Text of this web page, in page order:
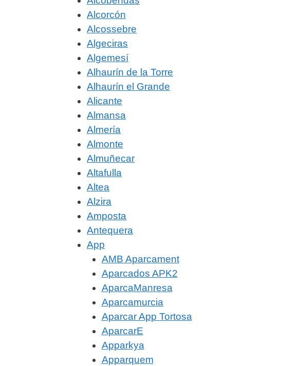
Alcorcón
Alcossebre
Algeciras
Algemesí
Alhaurín de la Torre
Alhaurín el Grande
Alicante
Almansa
Almería
Almonte
Almuñecar
Altafulla
Altea
Alzira
Amposta
Antequera
App
AMB Aparcament
Aparcados APK2
AparcaManresa
Aparcamurcia
Aparcar App Tortosa
AparcarE
Apparkya
Apparquem